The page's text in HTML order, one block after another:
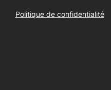
Politique de confidentialité